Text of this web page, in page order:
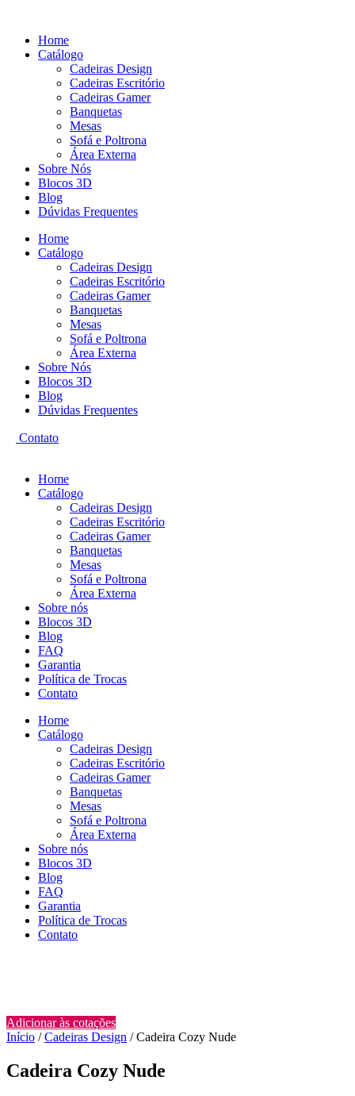
conteúdo
Home
Catálogo
Cadeiras Design
Cadeiras Escritório
Cadeiras Gamer
Banquetas
Mesas
Sofá e Poltrona
Área Externa
Sobre Nós
Blocos 3D
Blog
Dúvidas Frequentes
Home
Catálogo
Cadeiras Design
Cadeiras Escritório
Cadeiras Gamer
Banquetas
Mesas
Sofá e Poltrona
Área Externa
Sobre Nós
Blocos 3D
Blog
Dúvidas Frequentes
Contato
Home
Catálogo
Cadeiras Design
Cadeiras Escritório
Cadeiras Gamer
Banquetas
Mesas
Sofá e Poltrona
Área Externa
Sobre nós
Blocos 3D
Blog
FAQ
Garantia
Política de Trocas
Contato
Home
Catálogo
Cadeiras Design
Cadeiras Escritório
Cadeiras Gamer
Banquetas
Mesas
Sofá e Poltrona
Área Externa
Sobre nós
Blocos 3D
Blog
FAQ
Garantia
Política de Trocas
Contato
Adicionar às cotações
Início /Cadeiras Design / Cadeira Cozy Nude
Cadeira Cozy Nude